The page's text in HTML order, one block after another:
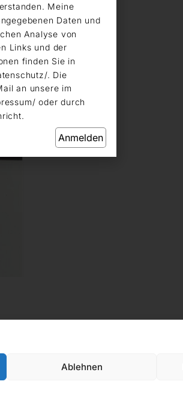
Ablehnen
Meine
Daten und
Analyse von
Links und der
finden Sie in
. Die
an unsere im
oder durch
Anmelden